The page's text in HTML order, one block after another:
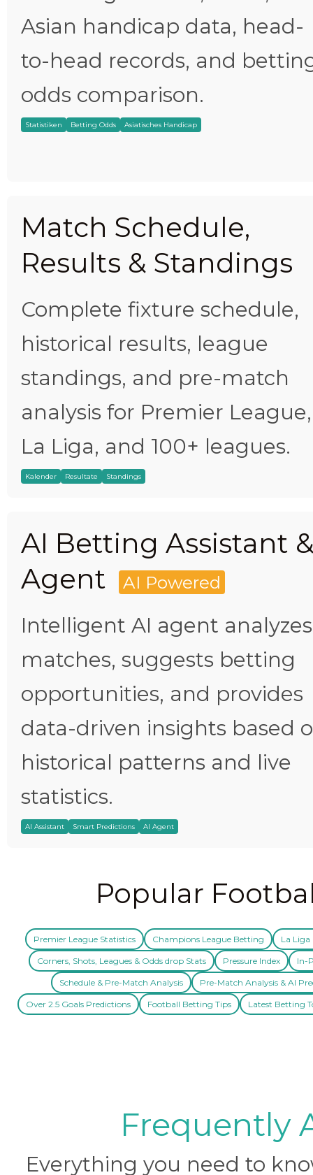
Asian handicap data, head-
to-head records, and
odds comparison.
Statistiken Betting Odds Asiatisches Handicap
Match Schedule,
Results & Standings
Complete fixture schedule,
historical results, league
standings, and pre-match
analysis for Premier League,
La Liga, and 100+ leagues.
Kalender Resultate Standings
AI Betting Assistant
Agent
AI Powered
Intelligent AI agent analyzes
matches, suggests betting
opportunities, and provides
data-driven insights based
historical patterns and live
statistics.
AI Assistant Smart Predictions AI Agent
Popular
Premier League Statistics Champions League Betting La Liga
Corners, Shots, Leagues & Odds drop Stats Pressure Index In-
Schedule & Pre-Match Analysis Pre-Match Analysis & AI
Over 2.5 Goals Predictions Football Betting Tips Latest Betting
Frequently
Everything you need to